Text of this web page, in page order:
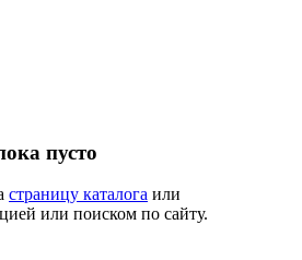
пусто
страницу каталога или
или поиском по сайту.